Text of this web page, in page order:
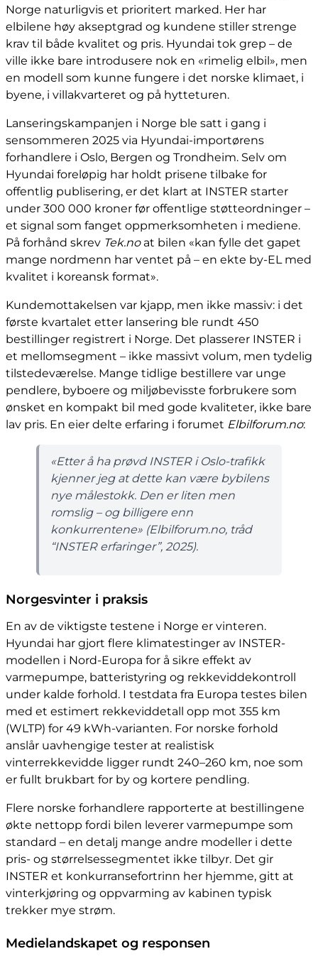
Norge naturligvis et prioritert marked. Her har
elbilene høy akseptgrad og kundene stiller strenge
krav til både kvalitet og pris. Hyundai tok grep – de
ville ikke bare introdusere nok en «rimelig elbil», men
en modell som kunne fungere i det norske klimaet, i
byene, i villakvarteret og på hytteturen.
Lanseringskampanjen i Norge ble satt i gang i
sensommeren 2025 via Hyundai-importørens
forhandlere i Oslo, Bergen og Trondheim. Selv om
Hyundai foreløpig har holdt prisene tilbake for
offentlig publisering, er det klart at INSTER starter
under 300 000 kroner før offentlige støtteordninger –
et signal som fanget oppmerksomheten i mediene.
På forhånd skrev Tek.noat bilen «kan fylle det gapet
mange nordmenn har ventet på – en ekte by-EL med
kvalitet i koreansk format».
Kundemottakelsen var kjapp, men ikke massiv: i det
første kvartalet etter lansering ble rundt 450
bestillinger registrert i Norge. Det plasserer INSTER i
et mellomsegment – ikke massivt volum, men tydelig
tilstedeværelse. Mange tidlige bestillere var unge
pendlere, byboere og miljøbevisste forbrukere som
ønsket en kompakt bil med gode kvaliteter, ikke bare
lav pris. En eier delte erfaring i forumet Elbilforum.no:
«Etter å ha prøvd INSTER i Oslo-trafikk
kjenner jeg at dette kan være bybilens
nye målestokk. Den er liten men
romslig – og billigere enn
konkurrentene» (Elbilforum.no, tråd
“INSTER erfaringer”, 2025).
Norgesvinter i praksis
En av de viktigste testene i Norge er vinteren.
Hyundai har gjort flere klimatestinger av INSTER-
modellen i Nord-Europa for å sikre effekt av
varmepumpe, batteristyring og rekkeviddekontroll
under kalde forhold. I testdata fra Europa testes bilen
med et estimert rekkeviddetall opp mot 355 km
(WLTP) for 49 kWh-varianten. For norske forhold
anslår uavhengige tester at realistisk
vinterrekkevidde ligger rundt 240–260 km, noe som
er fullt brukbart for by og kortere pendling.
Flere norske forhandlere rapporterte at bestillingene
økte nettopp fordi bilen leverer varmepumpe som
standard – en detalj mange andre modeller i dette
pris- og størrelsessegmentet ikke tilbyr. Det gir
INSTER et konkurransefortrinn her hjemme, gitt at
vinterkjøring og oppvarming av kabinen typisk
trekker mye strøm.
Medielandskapet og responsen